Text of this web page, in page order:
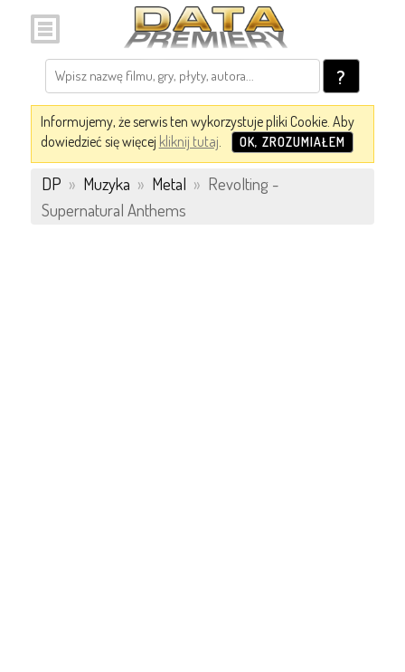
?
Informujemy, że serwis ten wykorzystuje pliki Cookie. Aby
dowiedzieć się więcej kliknij tutaj. OK, ZROZUMIAŁEM
DP » Muzyka » Metal » Revolting -
Supernatural Anthems